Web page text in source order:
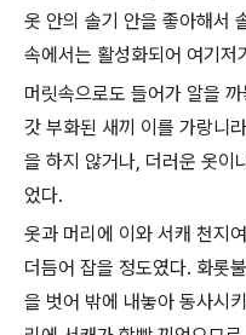
옷 안의 솔기 안을 좋아해서
속에서는 활성화되어 여기저
머릿속으로도 들어가 알을
갓 부화된 새끼 이를 가랑니
을 하지 않거나, 더러운 옷이
었다.
옷과 머리에 이와 서캐 천지
더듬어 잡을 정도였다. 화롯
을 벗어 밖에 내놓아 동사시